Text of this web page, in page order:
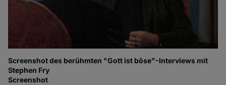
Screenshot des berühmten "Gott ist böse"-Interviews mit
Stephen Fry
Screenshot